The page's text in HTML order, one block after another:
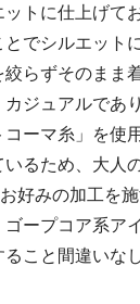
トに仕上げて
でシルエット
らずそのまま
ジュアルであ
ーマ糸」を使
るため、大人
好みの加工を施
ープコア系ア
こと間違いな